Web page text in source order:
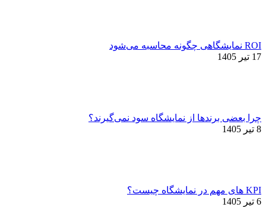
ROI نمایشگاهی چگونه محاسبه می‌شود
17 تیر 1405
چرا بعضی برندها از نمایشگاه سود نمی‌گیرند؟
8 تیر 1405
KPI های مهم در نمایشگاه چیست؟
6 تیر 1405